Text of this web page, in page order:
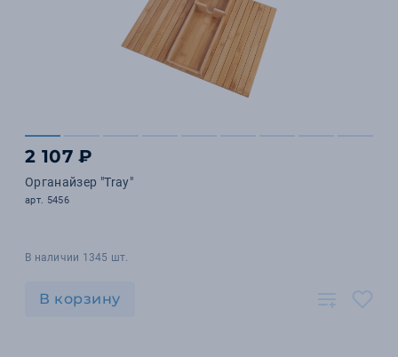
2 107 ₽
Органайзер "Tray"
арт. 5456
В наличии 1345 шт.
В корзину